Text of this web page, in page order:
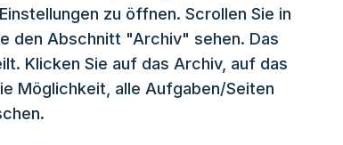
zu öffnen. Scrollen Sie in
den Abschnitt "Archiv" sehen. Das
Klicken Sie auf das Archiv, auf das
Möglichkeit, alle Aufgaben/Seiten